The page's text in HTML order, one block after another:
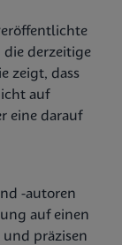
derzeitige
zeigt, dass
auf
eine darauf
-autoren
auf einen
präzisen